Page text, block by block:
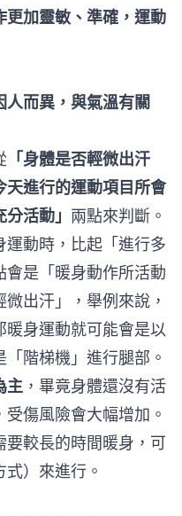
加靈敏、準確，運動
而異，與氣溫有關
「身體是否輕微出汗
天進行的運動項目所會
活動」 兩點來判斷。
動時，比起「進行多
是「暖身動作所活動
出汗」，舉例來說，
身運動就可能會是以
「階梯機」進行腿部。
主 ，畢竟身體還沒有活
傷風險會大幅增加。
較長的時間暖身，可
）來進行。